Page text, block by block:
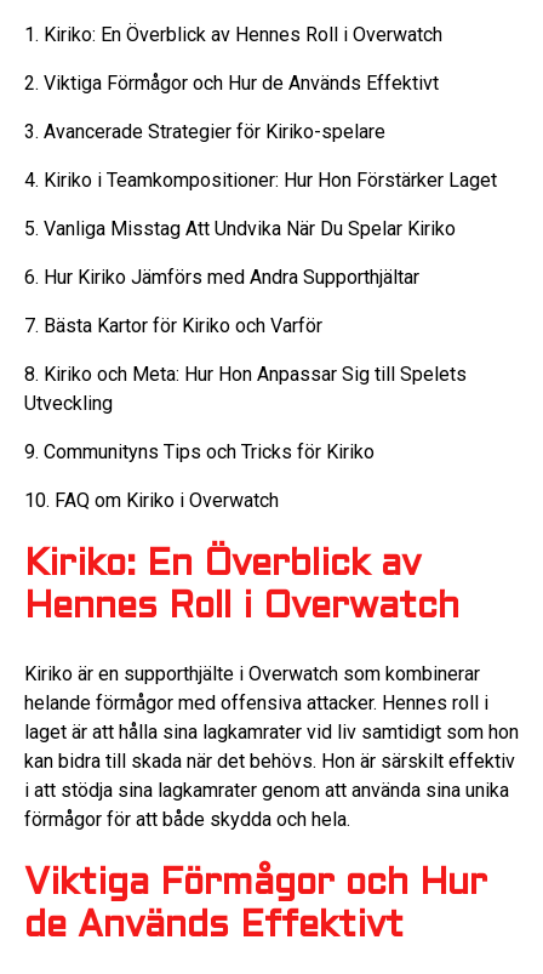
1. Kiriko: En Överblick av Hennes Roll i Overwatch
2. Viktiga Förmågor och Hur de Används Effektivt
3. Avancerade Strategier för Kiriko-spelare
4. Kiriko i Teamkompositioner: Hur Hon Förstärker Laget
5. Vanliga Misstag Att Undvika När Du Spelar Kiriko
6. Hur Kiriko Jämförs med Andra Supporthjältar
7. Bästa Kartor för Kiriko och Varför
8. Kiriko och Meta: Hur Hon Anpassar Sig till Spelets
Utveckling
9. Communityns Tips och Tricks för Kiriko
10. FAQ om Kiriko i Overwatch
Kiriko: En Överblick av
Hennes Roll i Overwatch
Kiriko är en supporthjälte i Overwatch som kombinerar
helande förmågor med offensiva attacker. Hennes roll i
laget är att hålla sina lagkamrater vid liv samtidigt som hon
kan bidra till skada när det behövs. Hon är särskilt effektiv
i att stödja sina lagkamrater genom att använda sina unika
förmågor för att både skydda och hela.
Viktiga Förmågor och Hur
de Används Effektivt